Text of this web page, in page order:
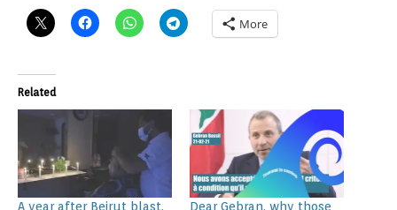
More
Related
A year after Beirut blast,
Dear Gebran, why those